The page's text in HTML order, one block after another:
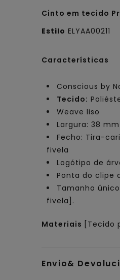
Cinto em tecido
Estilo ELYAA00211
Características
Conscious by
Tecido:
Weave liso
Largura: 38 mm
Fecho: Tira-
fivela
Logótipo de
Ponta do clipe
Tamanho
fivela].
Materiais [Tecido
Envio&